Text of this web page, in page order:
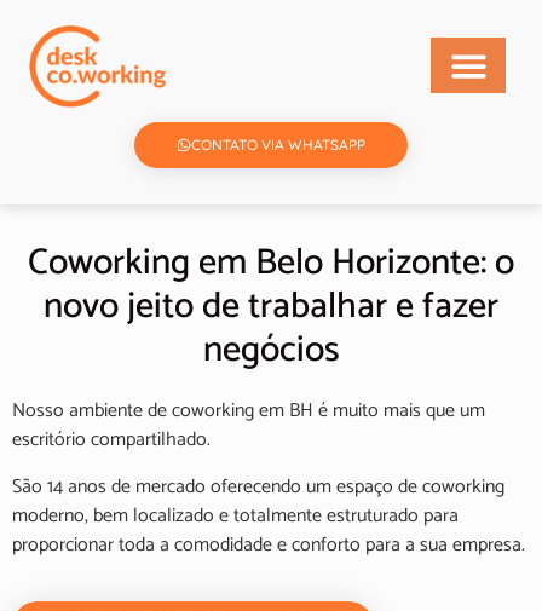
CONTATO VIA WHATSAPP
Coworking em Belo Horizonte: o
novo jeito de trabalhar e fazer
negócios
Nosso ambiente de coworking em BH é muito mais que um
escritório compartilhado.
São 14 anos de mercado oferecendo um espaço de coworking
moderno, bem localizado e totalmente estruturado para
proporcionar toda a comodidade e conforto para a sua empresa.